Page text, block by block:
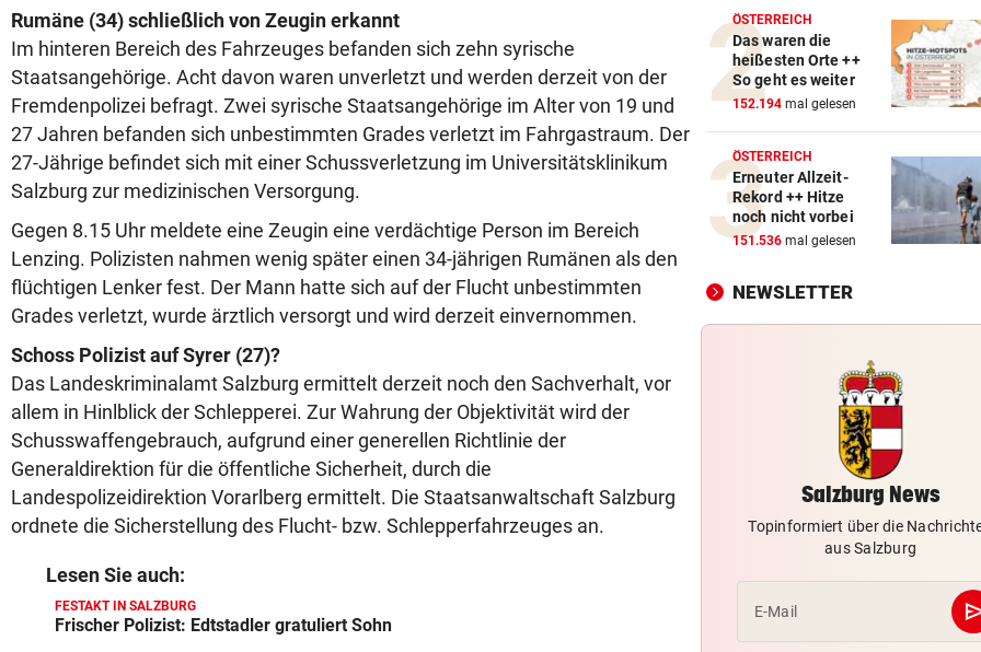
Rumäne (34) schließlich von Zeugin erkannt
Im hinteren Bereich des Fahrzeuges befanden sich zehn syrische
Staatsangehörige. Acht davon waren unverletzt und werden derzeit von der
Fremdenpolizei befragt. Zwei syrische Staatsangehörige im Alter von 19 und
27 Jahren befanden sich unbestimmten Grades verletzt im Fahrgastraum. Der
27-Jährige befindet sich mit einer Schussverletzung im Universitätsklinikum
Salzburg zur medizinischen Versorgung.
Gegen 8.15 Uhr meldete eine Zeugin eine verdächtige Person im Bereich
Lenzing. Polizisten nahmen wenig später einen 34-jährigen Rumänen als den
flüchtigen Lenker fest. Der Mann hatte sich auf der Flucht unbestimmten
Grades verletzt, wurde ärztlich versorgt und wird derzeit einvernommen.
Schoss Polizist auf Syrer (27)?
Das Landeskriminalamt Salzburg ermittelt derzeit noch den Sachverhalt, vor
allem in Hinlblick der Schlepperei. Zur Wahrung der Objektivität wird der
Schusswaffengebrauch, aufgrund einer generellen Richtlinie der
Generaldirektion für die öffentliche Sicherheit, durch die
Landespolizeidirektion Vorarlberg ermittelt. Die Staatsanwaltschaft Salzburg
ordnete die Sicherstellung des Flucht- bzw. Schlepperfahrzeuges an.
Lesen Sie auch:
FESTAKT IN SALZBURG
Frischer Polizist: Edtstadler gratuliert Sohn
Hoteldiebin (41) in flagranti
Gast erwischt
VORAB BEZAHLT vor
Pongauer (55) über Online-
dreist abgezockt
FREIWASSERBEWERB vor
Luca Karl schwimmt bei EM
EINE PERSON VERLETZT
Auto kollidierte auf
TEENAGER RUTSCHTE AUS
Einheimischer stürzte im
Tennengebirge in den Tod
ÖSTERREICH
Das waren die
heißesten Orte ++
So geht es weiter
152.194 mal gelesen
ÖSTERREICH
Erneuter Allzeit-
Rekord ++ Hitze
noch nicht vorbei
151.536 mal gelesen
NEWSLETTER
Salzburg News
Topinformiert über die
aus Salzburg
E-Mail